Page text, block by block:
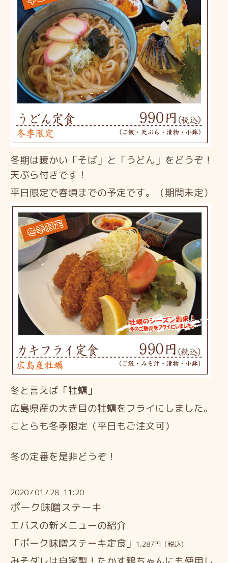
冬期は暖かい「そば」と「うどん」をどうぞ！
天ぷら付きです！
平日限定で春頃までの予定です。（期間未定）
冬と言えば「牡蠣」
広島県産の大き目の牡蠣をフライにしました。
ことらも冬季限定（平日もご注文可）
冬の定番を是非どうぞ！
2020/01 / 28 11:20
ポーク味噌ステーキ
エバスの新メニューの紹介
「ポーク味噌ステーキ定食」
1,287円（税込）